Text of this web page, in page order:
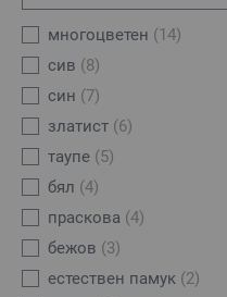
многоцвeтен (14)
сив (8)
син (7)
златист (6)
таупе (5)
бял (4)
праскова (4)
бежов (3)
естествен памук (2)